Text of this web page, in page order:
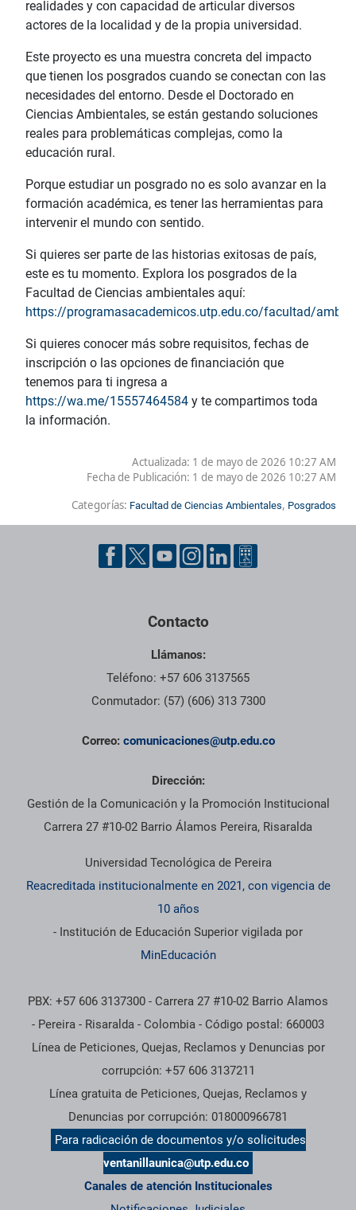
realidades y con capacidad de articular diversos
actores de la localidad y de la propia universidad.
Este proyecto es una muestra concreta del impacto
que tienen los posgrados cuando se conectan con las
necesidades del entorno. Desde el Doctorado en
Ciencias Ambientales, se están gestando soluciones
reales para problemáticas complejas, como la
educación rural.
Porque estudiar un posgrado no es solo avanzar en la
formación académica, es tener las herramientas para
intervenir el mundo con sentido.
Si quieres ser parte de las historias exitosas de país,
este es tu momento. Explora los posgrados de la
Facultad de Ciencias ambientales aquí:
https://programasacademicos.utp.edu.co/facultad/
Si quieres conocer más sobre requisitos, fechas de
inscripción o las opciones de financiación que
tenemos para ti ingresa a
https://wa.me/15557464584 y te compartimos toda
la información.
Actualizada: 1 de mayo de 2026 10:27 AM
Fecha de Publicación: 1 de mayo de 2026 10:27 AM
Categorías: Facultad de Ciencias Ambientales, Posgrados
Contacto
Llámanos:
Teléfono: +57 606 3137565
Conmutador: (57) (606) 313 7300
Correo: comunicaciones@utp.edu.co
Dirección:
Gestión de la Comunicación y la Promoción Institucional
Carrera 27 #10-02 Barrio Álamos Pereira, Risaralda
Universidad Tecnológica de Pereira
Reacreditada institucionalmente en 2021, con vigencia de
10 años
- Institución de Educación Superior vigilada por
MinEducación
PBX: +57 606 3137300 - Carrera 27 #10-02 Barrio Alamos
- Pereira - Risaralda - Colombia - Código postal: 660003
Línea de Peticiones, Quejas, Reclamos y Denuncias por
corrupción: +57 606 3137211
Línea gratuita de Peticiones, Quejas, Reclamos y
Denuncias por corrupción: 018000966781
Para radicación de documentos y/o solicitudes
ventanillaunica@utp.edu.co
Canales de atención Institucionales